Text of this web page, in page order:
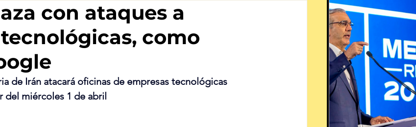
con ataques a
como
de Irán atacará oficinas de empresas tecnológicas
del miércoles 1 de abril